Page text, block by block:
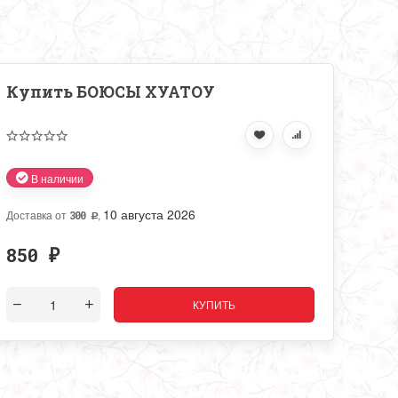
ТМ
Купить БОЮСЫ ХУАТОУ
В наличии
Доставка от 300 Р, 10 августа 2026
850 ₽
КУПИТЬ